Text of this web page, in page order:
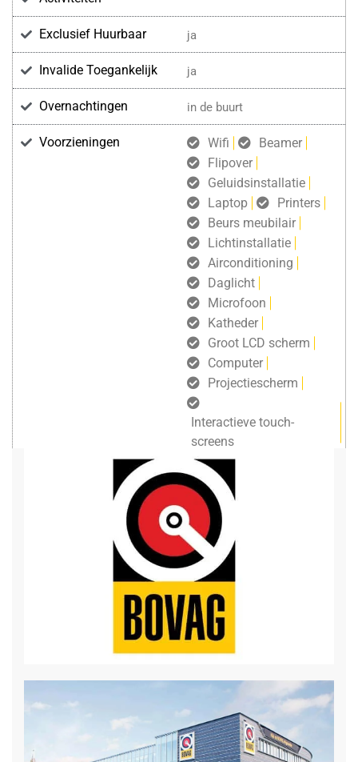
Exclusief Huurbaar ja
Invalide Toegankelijk ja
Overnachtingen in de buurt
Voorzieningen Wifi
Beamer
Flipover
Geluidsinstallatie
Laptop
Printers
Beurs meubilair
Lichtinstallatie
Airconditioning
Daglicht
Microfoon
Katheder
Groot LCD scherm
Computer
Projectiescherm
Interactieve touch-
screens
gratis draadloos internet